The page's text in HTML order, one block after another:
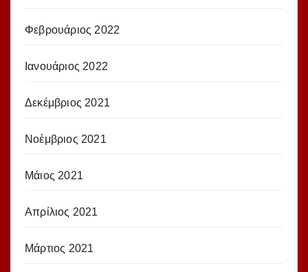
Φεβρουάριος 2022
Ιανουάριος 2022
Δεκέμβριος 2021
Νοέμβριος 2021
Μάιος 2021
Απρίλιος 2021
Μάρτιος 2021